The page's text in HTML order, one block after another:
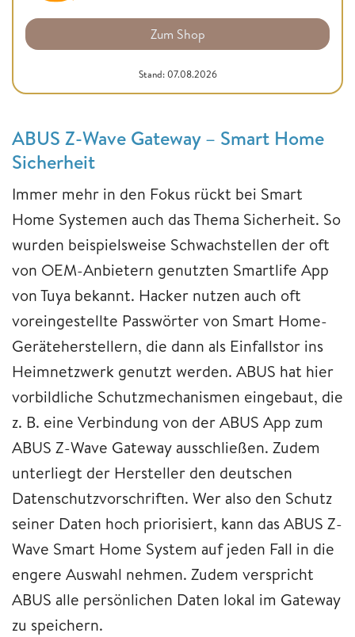
Zum Shop
Stand: 07.08.2026
ABUS Z-Wave Gateway – Smart Home
Sicherheit
Immer mehr in den Fokus rückt bei Smart
Home Systemen auch das Thema Sicherheit. So
wurden beispielsweise Schwachstellen der oft
von OEM-Anbietern genutzten Smartlife App
von Tuya bekannt. Hacker nutzen auch oft
voreingestellte Passwörter von Smart Home-
Geräteherstellern, die dann als Einfallstor ins
Heimnetzwerk genutzt werden. ABUS hat hier
vorbildliche Schutzmechanismen eingebaut, die
z. B. eine Verbindung von der ABUS App zum
ABUS Z-Wave Gateway ausschließen. Zudem
unterliegt der Hersteller den deutschen
Datenschutzvorschriften. Wer also den Schutz
seiner Daten hoch priorisiert, kann das ABUS Z-
Wave Smart Home System auf jeden Fall in die
engere Auswahl nehmen. Zudem verspricht
ABUS alle persönlichen Daten lokal im Gateway
zu speichern.